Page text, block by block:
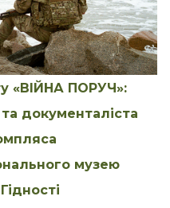
«ВІЙНА ПОРУЧ»:
документаліста
музею